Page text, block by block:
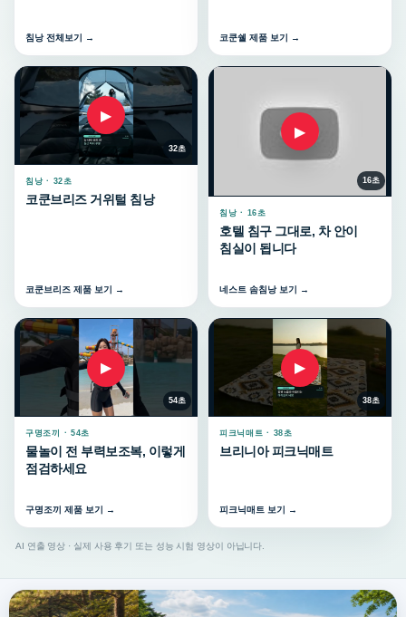
침낭 전체보기 → 코쿤쉘 제품 보기 →
▶
32초
침낭 · 32초
코쿤브리즈 거위털 침낭
코쿤브리즈 제품 보기 →
▶
16초
침낭 · 16초
호텔 침구 그대로, 차 안이
침실이 됩니다
네스트 솜침낭 보기 →
▶
54초
구명조끼 · 54초
물놀이 전 부력보조복, 이렇게
점검하세요
구명조끼 제품 보기 →
▶
38초
피크닉매트 · 38초
브리니아 피크닉매트
피크닉매트 보기 →
AI 연출 영상 · 실제 사용 후기 또는 성능 시험 영상이 아닙니다.